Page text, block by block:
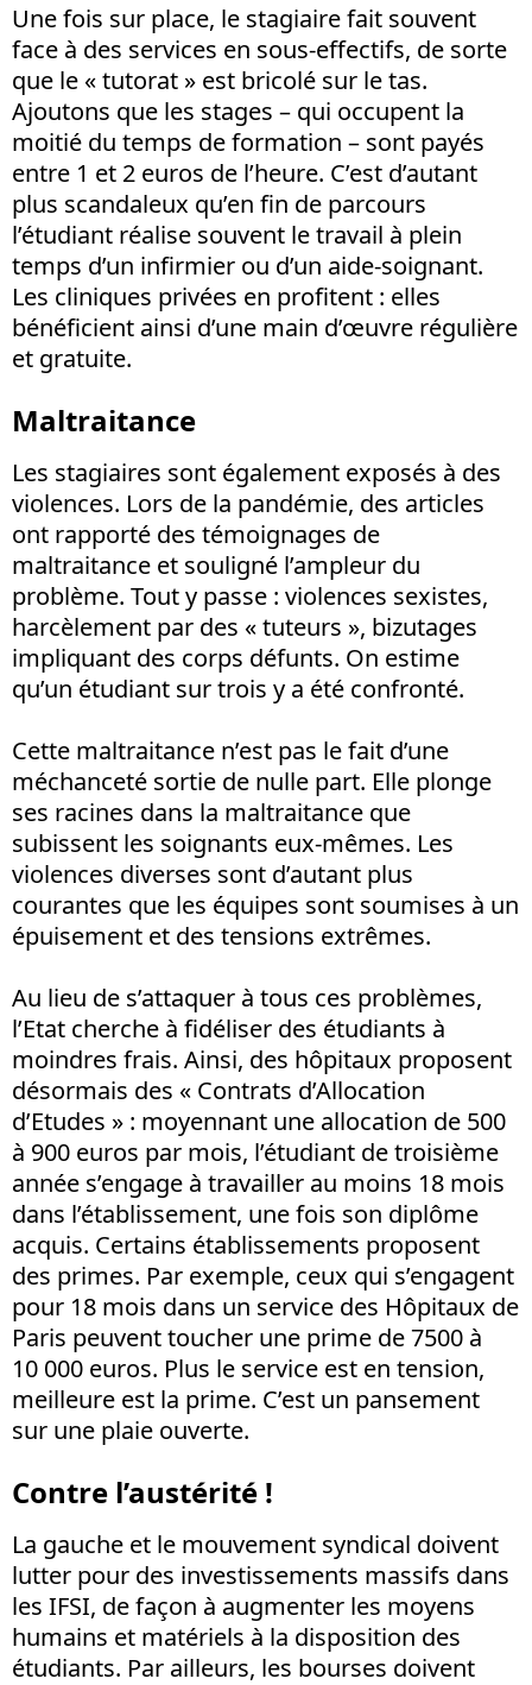
Une fois sur place, le stagiaire fait souvent
face à des services en sous-effectifs, de sorte
que le « tutorat » est bricolé sur le tas.
Ajoutons que les stages – qui occupent la
moitié du temps de formation – sont payés
entre 1 et 2 euros de l’heure. C’est d’autant
plus scandaleux qu’en fin de parcours
l’étudiant réalise souvent le travail à plein
temps d’un infirmier ou d’un aide-soignant.
Les cliniques privées en profitent : elles
bénéficient ainsi d’une main d’œuvre régulière
et gratuite.
Maltraitance
Les stagiaires sont également exposés à des
violences. Lors de la pandémie, des articles
ont rapporté des témoignages de
maltraitance et souligné l’ampleur du
problème. Tout y passe : violences sexistes,
harcèlement par des « tuteurs », bizutages
impliquant des corps défunts. On estime
qu’un étudiant sur trois y a été confronté.
Cette maltraitance n’est pas le fait d’une
méchanceté sortie de nulle part. Elle plonge
ses racines dans la maltraitance que
subissent les soignants eux-mêmes. Les
violences diverses sont d’autant plus
courantes que les équipes sont soumises à un
épuisement et des tensions extrêmes.
Au lieu de s’attaquer à tous ces problèmes,
l’Etat cherche à fidéliser des étudiants à
moindres frais. Ainsi, des hôpitaux proposent
désormais des « Contrats d’Allocation
d’Etudes » : moyennant une allocation de 500
à 900 euros par mois, l’étudiant de troisième
année s’engage à travailler au moins 18 mois
dans l’établissement, une fois son diplôme
acquis. Certains établissements proposent
des primes. Par exemple, ceux qui s’engagent
pour 18 mois dans un service des Hôpitaux de
Paris peuvent toucher une prime de 7500 à
10 000 euros. Plus le service est en tension,
meilleure est la prime. C’est un pansement
sur une plaie ouverte.
Contre l’austérité !
La gauche et le mouvement syndical doivent
lutter pour des investissements massifs dans
les IFSI, de façon à augmenter les moyens
humains et matériels à la disposition des
étudiants. Par ailleurs, les bourses doivent